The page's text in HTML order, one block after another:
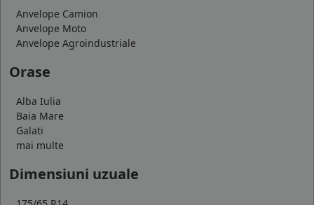
Anvelope Camion
Anvelope Moto
Anvelope Agroindustriale
Orase
Alba Iulia
Baia Mare
Galati
mai multe
Dimensiuni uzuale